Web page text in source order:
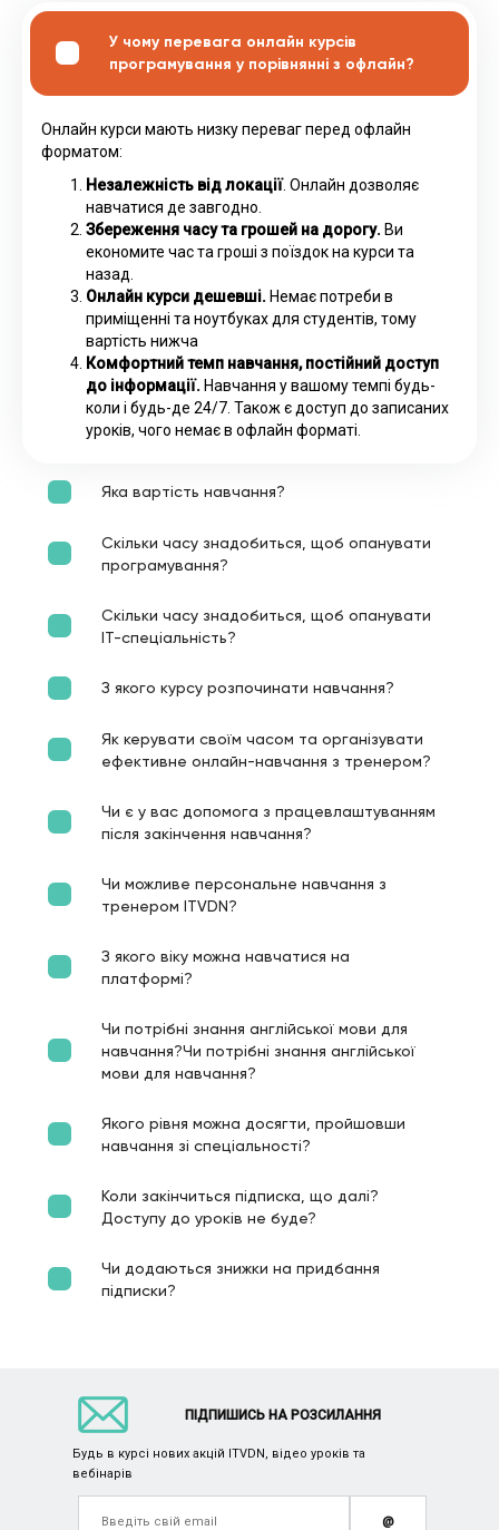
У чому перевага онлайн курсів
програмування у порівнянні з офлайн?
Онлайн курси мають низку переваг перед офлайн
форматом:
Незалежність від локації. Онлайн дозволяє
навчатися де завгодно.
Збереження часу та грошей на дорогу. Ви
економите час та гроші з поїздок на курси та
назад.
Онлайн курси дешевші. Немає потреби в
приміщенні та ноутбуках для студентів, тому
вартість нижча
Комфортний темп навчання, постійний доступ
до інформації. Навчання у вашому темпі будь-
коли і будь-де 24/7. Також є доступ до записаних
уроків, чого немає в офлайн форматі.
Яка вартість навчання?
Скільки часу знадобиться, щоб опанувати
програмування?
Скільки часу знадобиться, щоб опанувати
ІТ-спеціальність?
З якого курсу розпочинати навчання?
Як керувати своїм часом та організувати
ефективне онлайн-навчання з тренером?
Чи є у вас допомога з працевлаштуванням
після закінчення навчання?
Чи можливе персональне навчання з
тренером ITVDN?
З якого віку можна навчатися на
платформі?
Чи потрібні знання англійської мови для
навчання?Чи потрібні знання англійської
мови для навчання?
Якого рівня можна досягти, пройшовши
навчання зі спеціальності?
Коли закінчиться підписка, що далі?
Доступу до уроків не буде?
Чи додаються знижки на придбання
підписки?
ПІДПИШИСЬ НА РОЗСИЛАННЯ
Будь в курсі нових акцій ITVDN, відео уроків та
вебінарів
@